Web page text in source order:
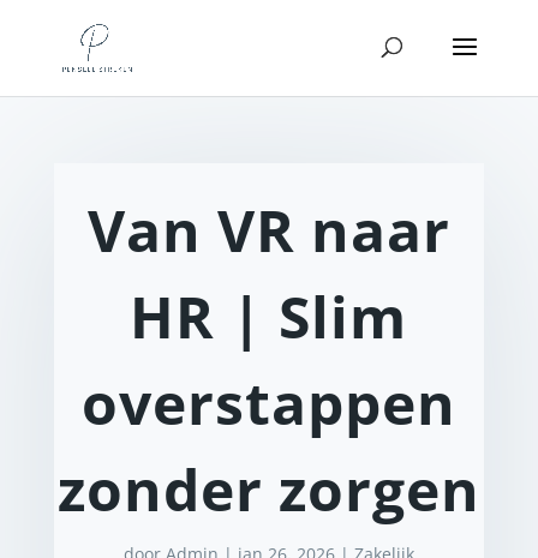
Van VR naar
HR | Slim
overstappen
zonder zorgen